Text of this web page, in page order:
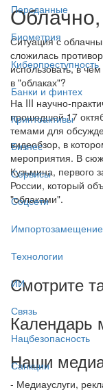
Персданные
Биометрия
Киберпреступность
Банки и финтех
Криптоактивы
Бизнес
Сервисы
Соцсети
Импортозамещение
Технологии
ИИ
Связь
Нацбезопасность
Санкции
Ситуация с
сложилась
использовать, в
в "облаках"?
На III научно-
прошедшей 17
темами для
видеобзор, в
мероприятия. В
Кузьмина, первого
России, который
"облаками".
Смотрите
Календарь
Наши
- Медиауслуги,